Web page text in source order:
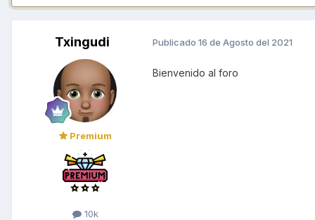
Txingudi
Premium
10k
Publicado 16 de Agosto del 2021
Bienvenido al foro